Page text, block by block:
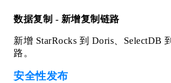
数据复制 - 新增复制链路
新增 StarRocks 到 Doris、SelectDB
路。
安全性发布